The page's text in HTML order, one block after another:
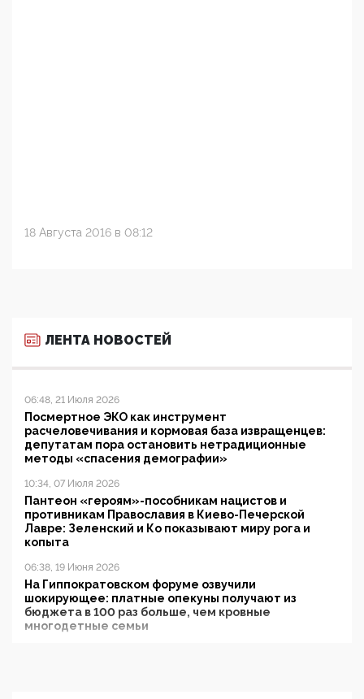
18 Августа 2016 в 08:12
ЛЕНТА НОВОСТЕЙ
06:48, 21 Июля 2026
Посмертное ЭКО как инструмент
расчеловечивания и кормовая база извращенцев:
депутатам пора остановить нетрадиционные
методы «спасения демографии»
10:34, 07 Июля 2026
Пантеон «героям»-пособникам нацистов и
противникам Православия в Киево-Печерской
Лавре: Зеленский и Ко показывают миру рога и
копыта
06:38, 19 Июня 2026
На Гиппократовском форуме озвучили
шокирующее: платные опекуны получают из
бюджета в 100 раз больше, чем кровные
многодетные семьи